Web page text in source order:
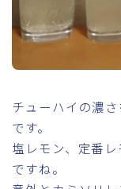
チューハイの濃
です。
塩レモン、定番
ですね。